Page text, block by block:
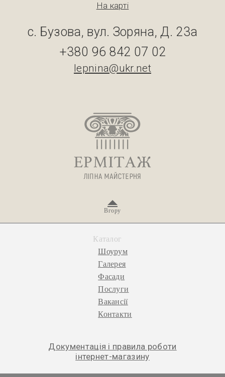
На карті
с. Бузова, вул. Зоряна, Д. 23а
+380 96 842 07 02
lepnina@ukr.net
Вгору
Каталог
Шоурум
Галерея
Фасади
Послуги
Вакансії
Контакти
Документація і правила роботи
інтернет-магазину